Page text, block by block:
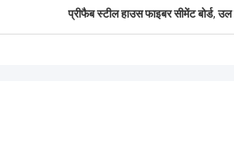
प्रीफैब स्टील हाउस फाइबर सीमेंट बोर्ड,उल